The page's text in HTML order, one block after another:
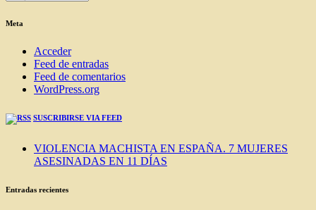
BLOG
Meta
Acceder
Feed de entradas
Feed de comentarios
WordPress.org
SUSCRIBIRSE VIA FEED
VIOLENCIA MACHISTA EN ESPAÑA. 7 MUJERES
ASESINADAS EN 11 DÍAS
Entradas recientes